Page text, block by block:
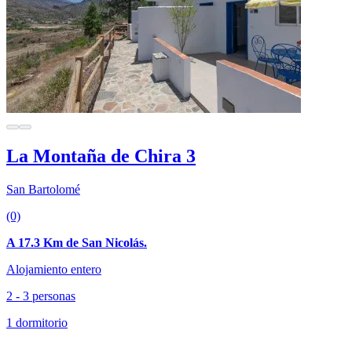
La Montaña de Chira 3
San Bartolomé
(0)
A 17.3 Km de San Nicolás.
Alojamiento entero
2 - 3 personas
1 dormitorio